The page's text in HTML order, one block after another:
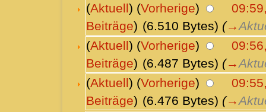
(Aktuell) (Vorherige)
Beiträge) (6.510 Bytes) (→
(Aktuell) (Vorherige)
Beiträge) (6.487 Bytes) (→
(Aktuell) (Vorherige)
Beiträge) (6.476 Bytes) (→